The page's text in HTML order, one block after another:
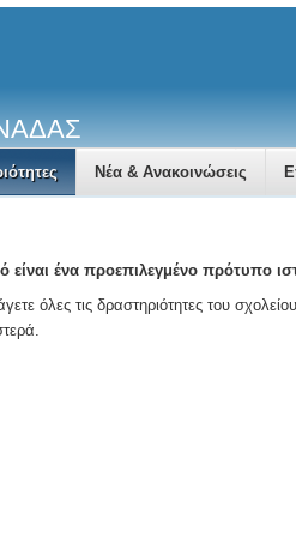
Νέα & Ανακοινώσεις
είναι ένα προεπιλεγμένο πρότυπο
όλες τις δραστηριότητες του